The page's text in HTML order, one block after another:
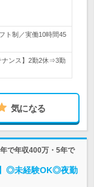
ト制／実働10時間45
ナンス】2勤2休⇒3勤
気になる
で年収400万・5年で
◎未経験OK◎夜勤